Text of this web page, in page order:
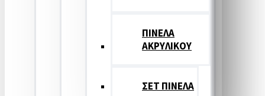
ΠΙΝΕΛΑ
ΑΚΡΥΛΙΚΟΥ
ΣΕΤ ΠΙΝΕΛA